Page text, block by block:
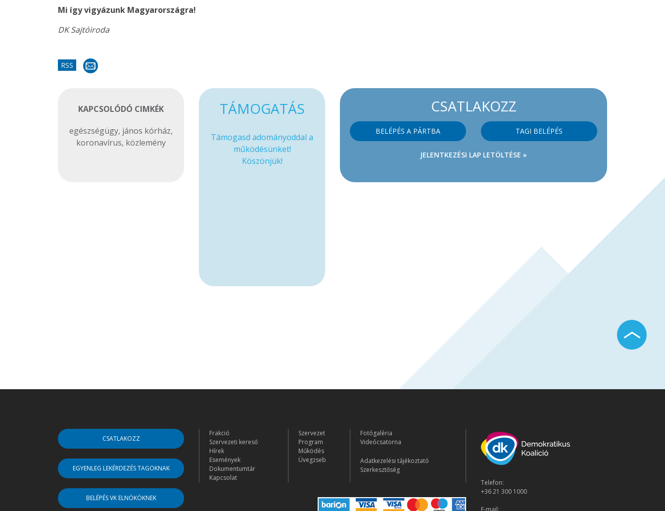
Mi így vigyázunk Magyarországra!
DK Sajtóiroda
RSS
KAPCSOLÓDÓ CIMKÉK
egészségügy, jános kórház,
koronavírus, közlemény
CSATLAKOZZ
BELÉPÉS A PÁRTBA TAGI BELÉPÉS
JELENTKEZÉSI LAP LETÖLTÉSE »
TÁMOGATÁS
Támogasd adományoddal a
működésünket!
Köszönjük!
CSATLAKOZZ
EGYENLEG LEKÉRDEZÉS TAGOKNAK
BELÉPÉS VK ELNÖKÖKNEK
Frakció
Szervezeti kereső
Hírek
Események
Dokumentumtár
Kapcsolat
Szervezet
Program
Működés
Üvegzseb
Fotógaléria
Videócsatorna
Adatkezelési tájékoztató
Szerkesztőség
Telefon:
+36 21 300 1000
E-mail: